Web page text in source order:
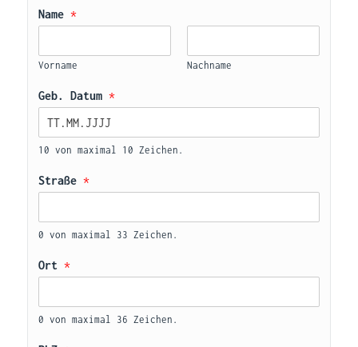
Name *
Vorname Nachname
Geb. Datum *
10 von maximal 10 Zeichen.
Straße *
0 von maximal 33 Zeichen.
Ort *
0 von maximal 36 Zeichen.